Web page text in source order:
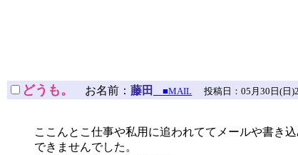
どうも。 お名前： 藤田 ■MAIL 投稿日：05月30日(日
ここんとこ仕事や私用に追われててメールや書き
できませんでした。